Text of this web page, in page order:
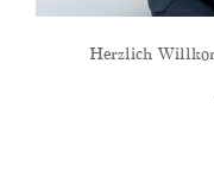
Herzlich